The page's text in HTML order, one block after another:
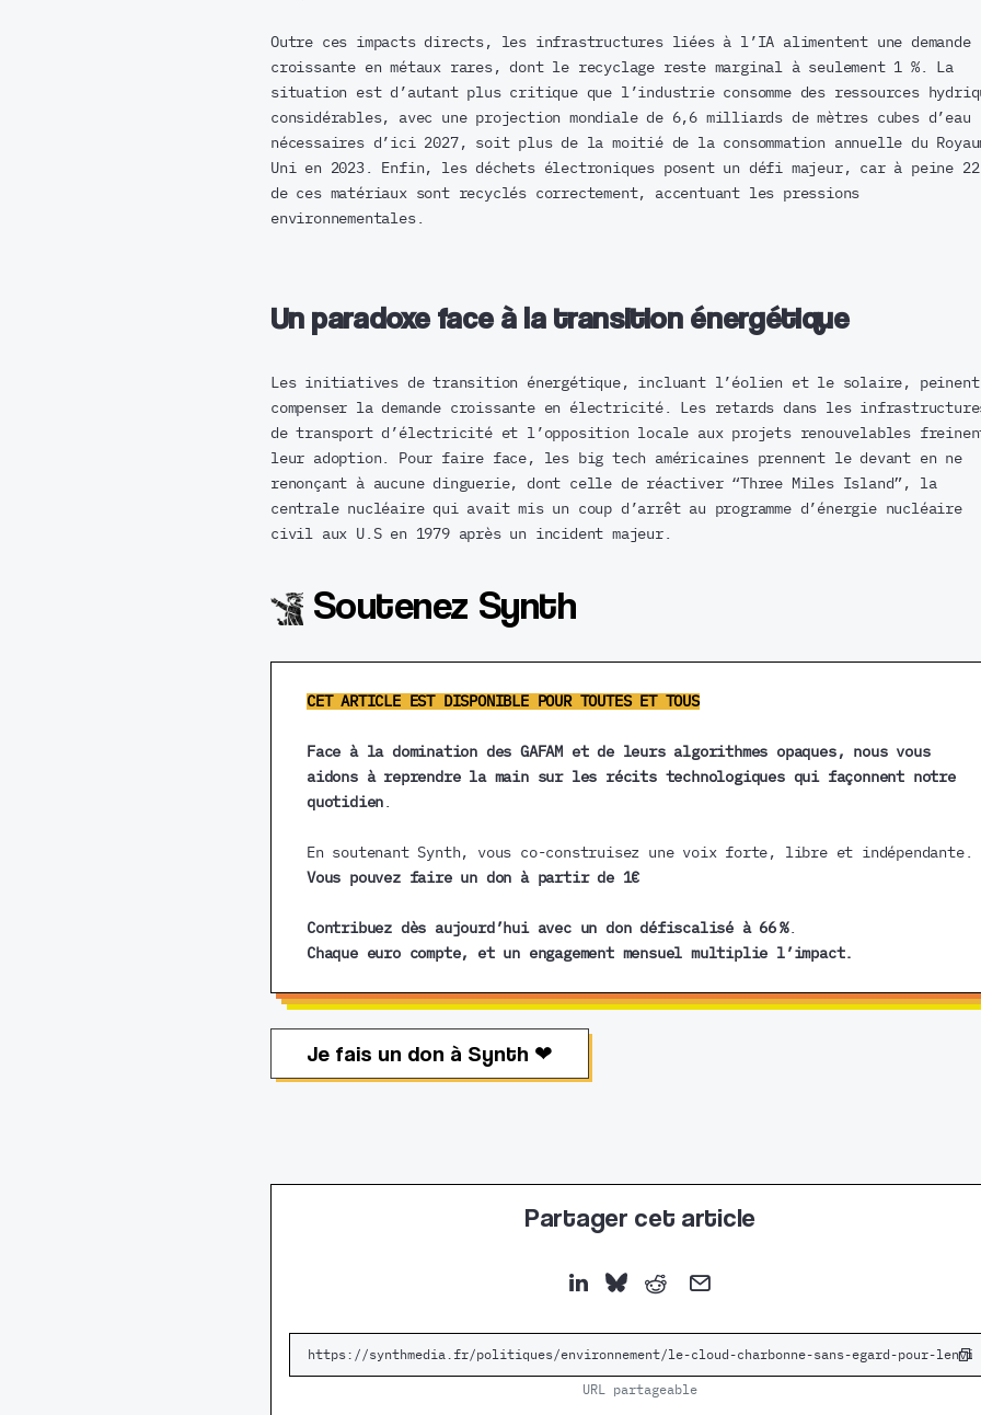
Outre ces impacts directs, les infrastructures liées à l’IA alimentent une demande
croissante en métaux rares, dont le recyclage reste marginal à seulement 1 %. La
situation est d’autant plus critique que l’industrie consomme des ressources
considérables, avec une projection mondiale de 6,6 milliards de mètres cubes d’eau
nécessaires d’ici 2027, soit plus de la moitié de la consommation annuelle du
Uni en 2023. Enfin, les déchets électroniques posent un défi majeur, car à peine 22
de ces matériaux sont recyclés correctement, accentuant les pressions
environnementales.
Un paradoxe face à la transition énergétique
Les initiatives de transition énergétique, incluant l’éolien et le solaire,
compenser la demande croissante en électricité. Les retards dans les
de transport d’électricité et l’opposition locale aux projets renouvelables
leur adoption. Pour faire face, les big tech américaines prennent le devant en ne
renonçant à aucune dinguerie, dont celle de réactiver “Three Miles Island”, la
centrale nucléaire qui avait mis un coup d’arrêt au programme d’énergie nucléaire
civil aux U.S en 1979 après un incident majeur.
Soutenez Synth
CET ARTICLE EST DISPONIBLE POUR TOUTES ET TOUS
Face à la domination des GAFAM et de leurs algorithmes opaques, nous vous
aidons à reprendre la main sur les récits technologiques qui façonnent notre
quotidien .
En soutenant Synth, vous co-construisez une voix forte, libre et indépendante.
Vous pouvez faire un don à partir de 1€
Contribuez dès aujourd’hui avec un don défiscalisé à 66 %.
Chaque euro compte, et un engagement mensuel multiplie l’impact.
Je fais un don à Synth ❤︎
Partager cet article
URL partageable